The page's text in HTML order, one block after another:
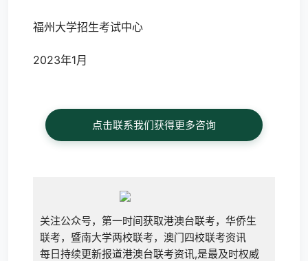
福州大学招生考试中心
2023年1月
点击联系我们获得更多咨询
关注公众号，第一时间获取港澳台联考，华侨生
联考，暨南大学两校联考，澳门四校联考资讯
每日持续更新报道港澳台联考资讯,是最及时权威